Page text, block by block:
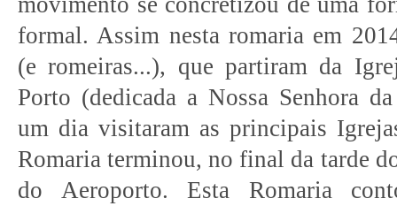
formal. Assim nesta romaria em
(e romeiras...), que partiram da
Porto (dedicada a Nossa Senhora
um dia visitaram as principais
Romaria terminou, no final da tarde
do Aeroporto. Esta Romaria